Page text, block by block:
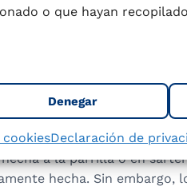
o que hayan
Denegar
Declaración de
pavo exige más tiempo
debido a su tamaño y
jugosa. Para que la
dejar en una marinada,
antes de cocinarla.
a la parrilla o en
hecha. Sin embargo,